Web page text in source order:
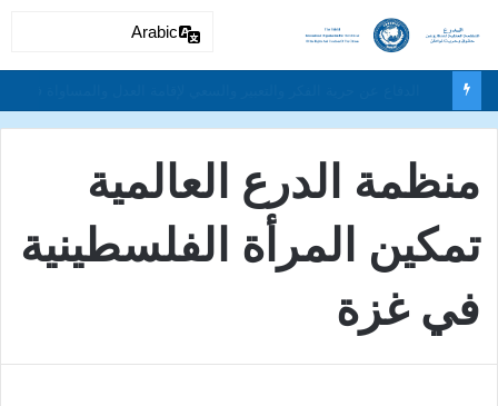
منظمة الدرع العالمية
تمكين المرأة الفلسطينية
في غزة
Arabic